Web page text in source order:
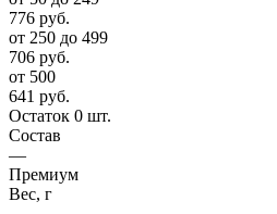
776 руб.
от 250 до 499
706 руб.
от 500
641 руб.
Остаток 0 шт.
Состав
—
Премиум
Вес, г